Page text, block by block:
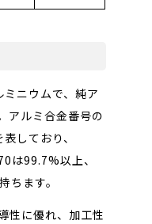
ニウムで、純ア
アルミ合金番号の
しており、
は99.7%以上、
ます。
性に優れ、加工性